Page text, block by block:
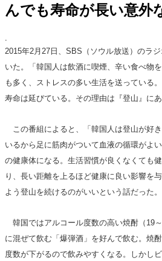
んでも寿命が長い意外
.
2015年2月27日、SBS（ソウル放送）のラ
いた。「韓国人は飲酒に喫煙、辛い食べ物
も多く、ストレスの多い生活を送っている
寿命は延びている。その理由は『登山』にあ
この番組によると、「韓国人は登山が好
いるから足に筋肉がついて血液の循環がよ
の健康体になる。生活習慣が良くなくても
り、長い距離を上るほど健康に良い影響を
よう登山を続けるのがいいという話だった。
韓国ではアルコール度数の高い焼酎（19
に混ぜて飲む「爆弾酒」を好んで飲む。焼
度数が下がるので飲みやすくなる。しかし